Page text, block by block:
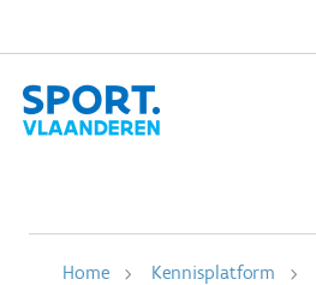
Home Kennisplatform